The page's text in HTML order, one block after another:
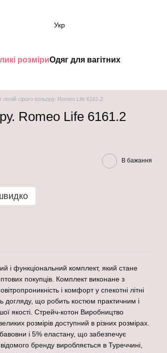
Укр
розміриОдяг для вагітних
сірого кольору. Romeo Life 6161.2
Romeo Life 6161.2
В бажання
і функціональний комплект, який стане
покупців. Комплект виконане з
і комфорт у спекотні літні
догляду, що робить костюм практичним і
якості. Стрейч-котон Виробництво
розмірів доступний в різних розмірах.
і 5% еластану, що забезпечує
бренду виробляється в Туреччині,